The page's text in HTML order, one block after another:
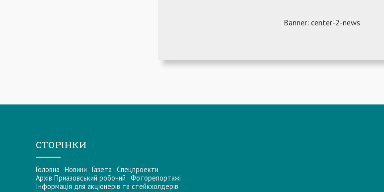
СТОРІНКИ
Головна Новини Газета Спецпроекти
Архів Приазовський робочий Фоторепортажі
Інформацiя для акцiонерiв та стейкхолдерiв